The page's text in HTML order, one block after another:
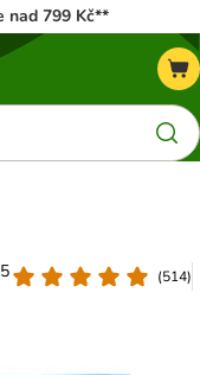
nad 799 Kč**
(514)